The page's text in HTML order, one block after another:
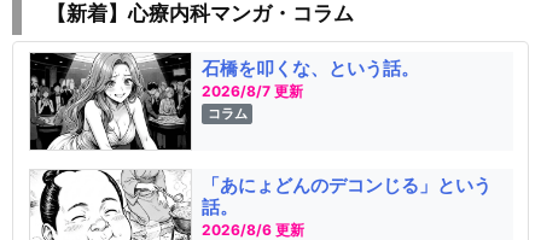
【新着】心療内科マンガ・コラム
石橋を叩くな、という話。
2026/8/7 更新
コラム
「あにょどんのデコンじる」という
話。
2026/8/6 更新